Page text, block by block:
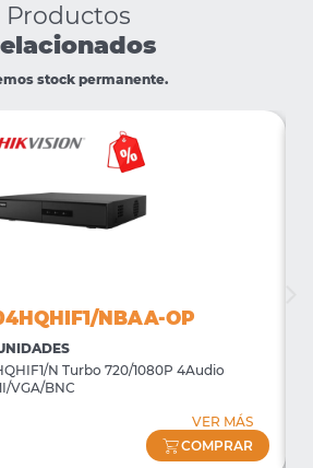
Productos
stock permanente.
NBAA-OP
N Turbo 720/1080P 4Audio
VGA/BNC
VER MÁS
COMPRAR